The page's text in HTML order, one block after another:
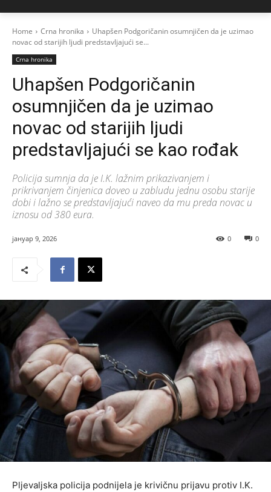
Home Crna hronika
Uhapšen Podgoričanin osumnjičen da je uzimao
novac od starijih ljudi predstavljajući se...
Crna hronika
Uhapšen Podgoričanin
osumnjičen da je uzimao
novac od starijih ljudi
predstavljajući se kao rođak
Policija sumnja da je I.K. lažnim prikazivanjem i
prikrivanjem činjenica doveo u zabludu jednu osobu starije
dobi i lažno se predstavljajući naveo da mu preda novac u
iznosu od 380 eura.
јануар 9, 2026 0
0
Pljevaljska policija podnijela je krivičnu prijavu protiv I.K.